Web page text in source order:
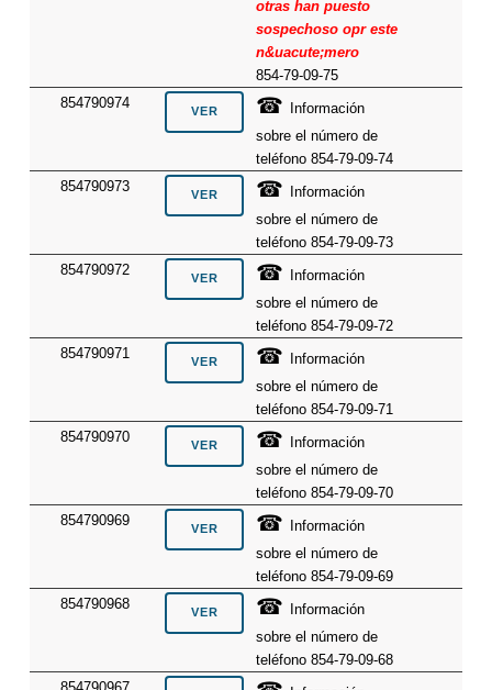
otras han puesto
sospechoso opr este
n&uacute;mero
854-79-09-75
854790974
☎
Información
sobre el número de
teléfono 854-79-09-74
854790973
☎
Información
sobre el número de
teléfono 854-79-09-73
854790972
☎
Información
sobre el número de
teléfono 854-79-09-72
854790971
☎
Información
sobre el número de
teléfono 854-79-09-71
854790970
☎
Información
sobre el número de
teléfono 854-79-09-70
854790969
☎
Información
sobre el número de
teléfono 854-79-09-69
854790968
☎
Información
sobre el número de
teléfono 854-79-09-68